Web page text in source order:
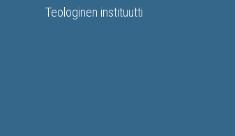
Teologinen instituutti